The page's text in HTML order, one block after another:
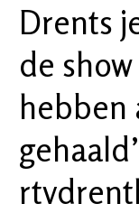
overtuigt
met
indrukwekkend
optreden.
Drents
de
hebben